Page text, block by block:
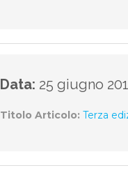
Data: 25 giugno
Titolo Articolo: Terza